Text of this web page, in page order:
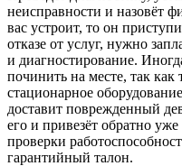
неисправности и назовёт
вас устроит, то он
отказе от услуг, нужно
и диагностирование.
починить на месте, так как
стационарное
доставит поврежденный
его и привезёт обратно
проверки
гарантийный талон.